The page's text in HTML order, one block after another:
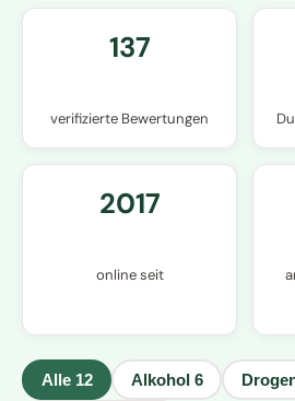
137
verifizierte Bewertungen
2017
online seit
Alle 12 Alkohol 6